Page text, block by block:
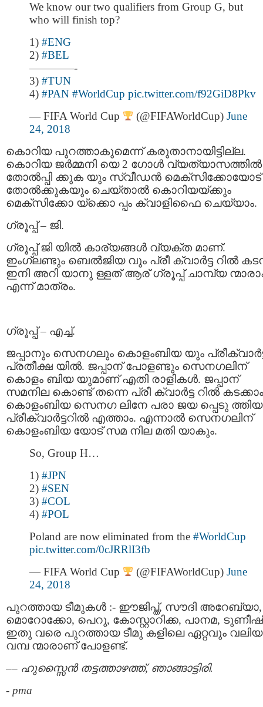
We know our two qualifiers from Group G, but
who will finish top?
1) #ENG
2) #BEL
————-
3) #TUN
4) #PAN #WorldCup pic.twitter.com/f92GiD8Pkv
— FIFA World Cup
(@FIFAWorldCup)June
24, 2018
കൊറിയ പുറത്താകുമെന്ന് കരുതാനായിട്ടില്ല.
കൊറിയ ജര്‍മ്മനി യെ 2 ഗോള്‍ വ്യത്യാസത്തില്‍
തോല്‍പ്പി ക്കുക യും സ്വീഡന്‍ മെക്സിക്കോയോട്
തോല്‍ക്കുകയും ചെയ്താല്‍ കൊറിയയ്ക്കും
മെക്സിക്കോ യ്ക്കൊ പ്പം ക്വാളിഫൈ ചെയ്യാം.
ഗ്രൂപ്പ് – ജി.
ഗ്രൂപ്പ് ജി യില്‍ കാര്യങ്ങള്‍ വ്യക്ത മാണ്.
ഇംഗ്ലണ്ടും ബെല്‍ജിയ വും പ്രീ ക്വാര്‍ട്ട റില്‍
ഇനി അറി യാനു ള്ളത് ആര് ഗ്രൂപ്പ് ചാമ്പ്യ
എന്ന് മാത്രം.
ഗ്രൂപ്പ് – എച്ച്.
ജപ്പാനും സെനഗലും കൊളംബിയ യും
പ്രതീക്ഷ യില്‍. ജപ്പാന് പോളണ്ടും സെനഗലിന്
കൊളം ബിയ യുമാണ് എതി രാളികള്‍. ജപ്പാന്
സമനില കൊണ്ട് തന്നെ പ്രീ ക്വാര്‍ട്ട റില്‍
കൊളംബിയ സെനഗ ലിനേ പരാ ജയ പ്പെടു
പ്രീക്വാര്‍ട്ടറില്‍ എത്താം. എന്നാല്‍ സെനഗലിന്
കൊളംബിയ യോട് സമ നില മതി യാകും.
So, Group H…
1) #JPN
2) #SEN
3) #COL
4) #POL
Poland are now eliminated from the #WorldCup
pic.twitter.com/0cJRRlI3fb
— FIFA World Cup
(@FIFAWorldCup)June
24, 2018
പുറത്തായ ടീമുകള്‍ :- ഈജിപ്ത്, സൗദി അറേബ്യാ,
മൊറോക്കോ, പെറു, കോസ്റ്റാറിക്ക, പാനമ,
ഇതു വരെ പുറത്തായ ടീമു കളിലെ ഏറ്റവും വലിയ
വമ്പ ന്മാരാണ് പോളണ്ട്.
–– ഹുസ്സൈൻ തട്ടത്താഴത്ത്, ഞാങ്ങാട്ടിരി.
- pma